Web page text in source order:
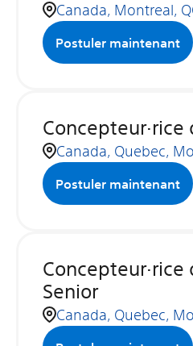
Canada, Montreal,
Postuler maintenant
Concepteur·rice
Canada, Quebec,
Postuler maintenant
Concepteur·rice
Senior
Canada, Quebec,